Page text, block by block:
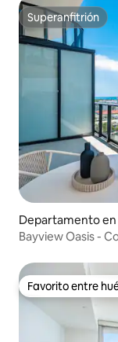
Superanfitrión
Superanfitrión
Departamento en
Bayview Oasis -
Favorito entre
Favorito entre